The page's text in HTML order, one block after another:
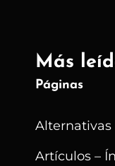
Más
Páginas
Alternativas
Artículos –